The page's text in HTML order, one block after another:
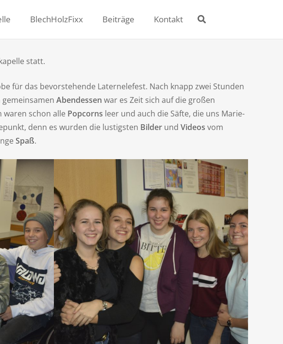
BlechHolzFixx Beiträge Kontakt
statt.
für das bevorstehende Laternelefest. Nach knapp zwei Stunden
Abendessen war es Zeit sich auf die großen
waren schon alle Popcorns leer und auch die Säfte, die uns Marie-
denn es wurden die lustigsten Bilder und Videos vom
Spaß.